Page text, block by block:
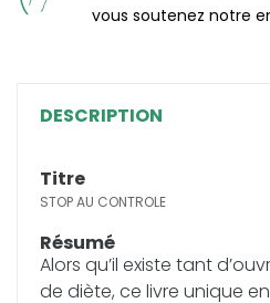
vous soutenez notre
DESCRIPTION
Titre
STOP AU CONTROLE
Résumé
Alors qu’il existe tant
de diète, ce livre unique